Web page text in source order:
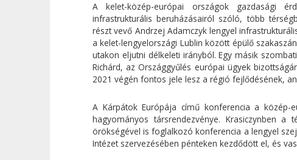
A kelet-közép-európai országok gazdasági
infrastrukturális beruházásairól szóló, több
részt vevő Andrzej Adamczyk lengyel
a kelet-lengyelországi Lublin között épülő
utakon eljutni délkeleti irányból. Egy másik
Richárd, az Országgyűlés európai ügyek
2021 végén fontos jele lesz a régió fejlődésének,
A Kárpátok Európája című konferencia a közép-
hagyományos társrendezvénye. Krasiczynben a
örökségével is foglalkozó konferencia a lengyel
Intézet szervezésében pénteken kezdődött el, és